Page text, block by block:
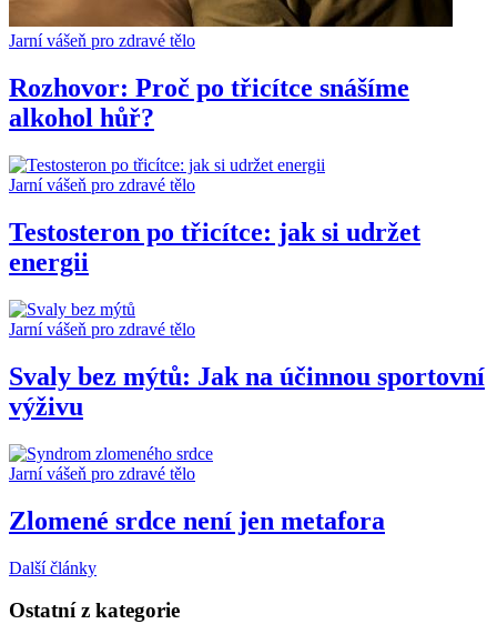
Jarní vášeň pro zdravé tělo
Rozhovor: Proč po třicítce snášíme
alkohol hůř?
Jarní vášeň pro zdravé tělo
Testosteron po třicítce: jak si udržet
energii
Jarní vášeň pro zdravé tělo
Svaly bez mýtů: Jak na účinnou sportovní
výživu
Jarní vášeň pro zdravé tělo
Zlomené srdce není jen metafora
Další články
Ostatní z kategorie